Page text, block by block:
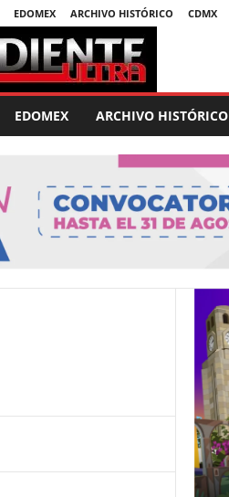
EDOMEX ARCHIVO HISTÓRICO CDMX
EDOMEX ARCHIVO HISTÓRICO